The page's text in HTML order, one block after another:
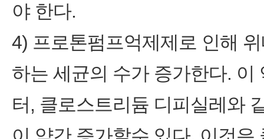
야 한다.
4) 프로톤펌프억제제로 인해
하는 세균의 수가 증가한다.
터, 클로스트리듐 디피실레와